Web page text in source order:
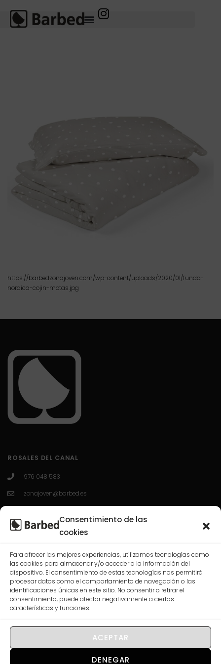
Consentimiento de las
cookies
Para ofrecer las mejores experiencias, utilizamos tecnologías como
las cookies para almacenar y/o acceder a la información del
dispositivo. El consentimiento de estas tecnologías nos permitirá
procesar datos como el comportamiento de navegación o las
identificaciones únicas en este sitio. No consentir o retirar el
consentimiento, puede afectar negativamente a ciertas
características y funciones.
ACEPTAR
DENEGAR
https://barbedzonajoven.com/wp-content/uploads/2020/01/funda-
nordica-cojin-motas.jpg
ROSALES DEL CANAL
976 048 583
zonajoven@barbed.es
L-V 10:00-13:30 / 16:30-20:00
CASABLANCA
976 568 074
correo@barbed.es